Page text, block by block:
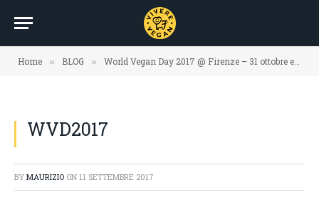
Home » BLOG » World Vegan Day 2017 @ Firenze – 31 ottobre e 1 novembre
WVD2017
BY MAURIZIO ON 11 SETTEMBRE 2017